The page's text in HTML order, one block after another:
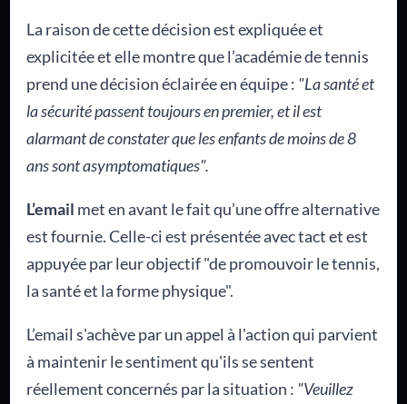
La raison de cette décision est expliquée et
explicitée et elle montre que l’académie de tennis
prend une décision éclairée en équipe : "La santé et
la sécurité passent toujours en premier, et il est
alarmant de constater que les enfants de moins de 8
ans sont asymptomatiques".
L’email met en avant le fait qu’une offre alternative
est fournie. Celle-ci est présentée avec tact et est
appuyée par leur objectif "de promouvoir le tennis,
la santé et la forme physique".
L’email s'achève par un appel à l'action qui parvient
à maintenir le sentiment qu'ils se sentent
réellement concernés par la situation : "Veuillez